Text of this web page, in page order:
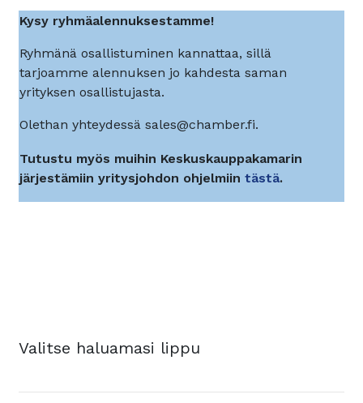
Kysy ryhmäalennuksestamme!
Ryhmänä osallistuminen kannattaa, sillä
tarjoamme alennuksen jo kahdesta saman
yrityksen osallistujasta.
Olethan yhteydessä sales@chamber.fi.
Tutustu myös muihin Keskuskauppakamarin
järjestämiin yritysjohdon ohjelmiin tästä.
Valitse haluamasi lippu